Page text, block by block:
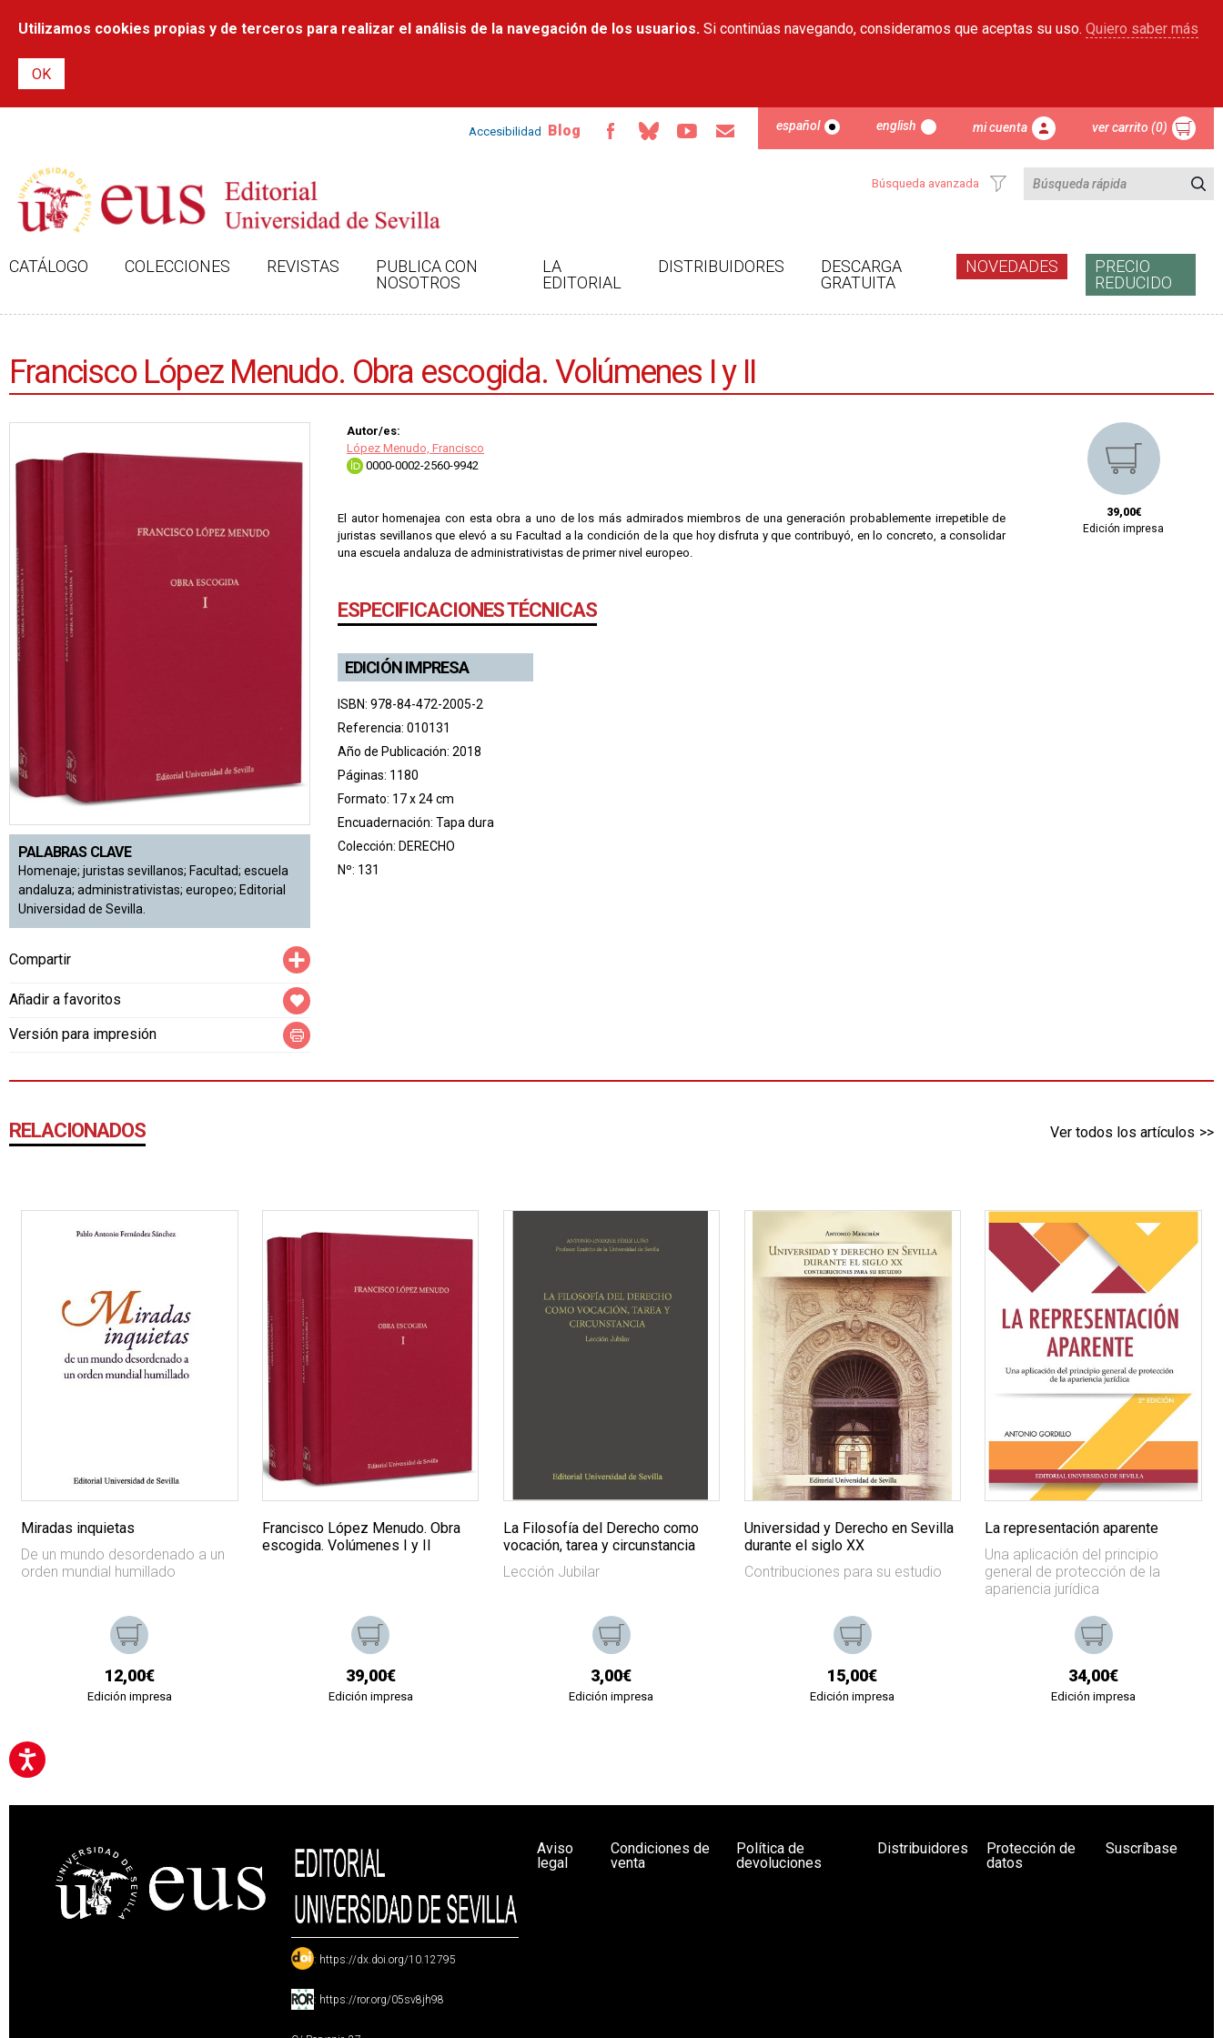
contenido
Utilizamos cookies propias y de terceros para realizar el análisis de la navegación de los usuarios. Si continúas navegando, consideramos que aceptas su uso. Quiero saber más
Accesibilidad Blog español english mi cuenta ver carrito (0)
Búsqueda avanzada
CATÁLOGO COLECCIONES REVISTAS
PUBLICA CON
NOSOTROS
LA
EDITORIAL
DISTRIBUIDORES
DESCARGA
GRATUITA
NOVEDADES
PRECIO
REDUCIDO
Francisco López Menudo. Obra escogida. Volúmenes I y II
PALABRAS CLAVE
Homenaje; juristas sevillanos; Facultad; escuela
andaluza; administrativistas; europeo; Editorial
Universidad de Sevilla.
Compartir
Añadir a favoritos
Versión para impresión
Autor/es:
López Menudo, Francisco
0000-0002-2560-9942
El autor homenajea con esta obra a uno de los más admirados miembros de una generación probablemente irrepetible de
juristas sevillanos que elevó a su Facultad a la condición de la que hoy disfruta y que contribuyó, en lo concreto, a consolidar
una escuela andaluza de administrativistas de primer nivel europeo.
ESPECIFICACIONES TÉCNICAS
EDICIÓN IMPRESA
ISBN: 978-84-472-2005-2
Referencia: 010131
Año de Publicación: 2018
Páginas: 1180
Formato: 17 x 24 cm
Encuadernación: Tapa dura
Colección: DERECHO
Nº: 131
39,00€
Edición impresa
RELACIONADOS Ver todos los artículos
Miradas inquietas
De un mundo desordenado a un
orden mundial humillado
12,00€
Edición impresa
Francisco López Menudo. Obra
escogida. Volúmenes I y II
39,00€
Edición impresa
La Filosofía del Derecho como
vocación, tarea y circunstancia
Lección Jubilar
3,00€
Edición impresa
Universidad y Derecho en Sevilla
durante el siglo XX
Contribuciones para su estudio
15,00€
Edición impresa
La representación aparente
Una aplicación del principio
general de protección de la
apariencia jurídica
34,00€
Edición impresa
: https://dx.doi.org/10.12795
: https://ror.org/05sv8jh98
Aviso
legal
Condiciones de
venta
Política de
devoluciones
Distribuidores
Protección de
datos
Suscríbase